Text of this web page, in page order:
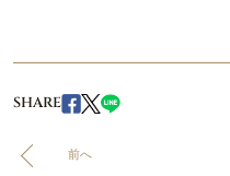
SHARE
前へ